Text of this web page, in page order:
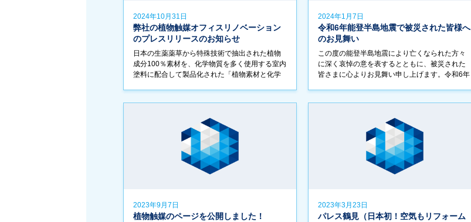
2024年10月31日
弊社の植物触媒オフィスリノベーション
のプレスリリースのお知らせ
日本の生薬薬草から特殊技術で抽出された植物
成分100％素材を、化学物質を多く使用する室内
塗料に配合して製品化された「植物素材と化学
2024年1月7日
令和6年能登半島地震で被災された皆様へ
のお見舞い
この度の能登半島地震により亡くなられた方々
に深く哀悼の意を表するとともに、被災された
皆さまに心よりお見舞い申し上げます。令和6年
2023年9月7日
植物触媒のページを公開しました！
2023年3月23日
パレス鶴見（日本初！空気もリフォーム